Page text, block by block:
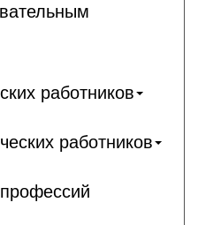
работников
работников